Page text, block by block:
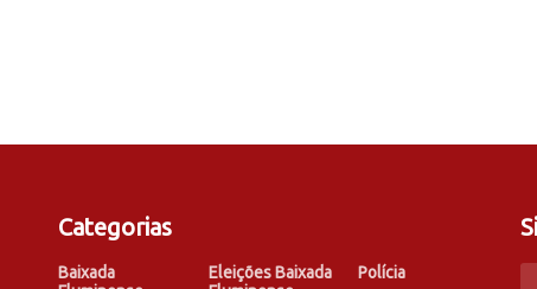
Categorias
Baixada
Eleições Baixada
Polícia